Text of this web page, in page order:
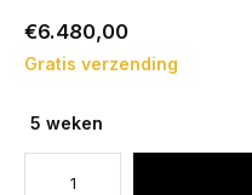
€6.480,00
Gratis verzending
5 weken